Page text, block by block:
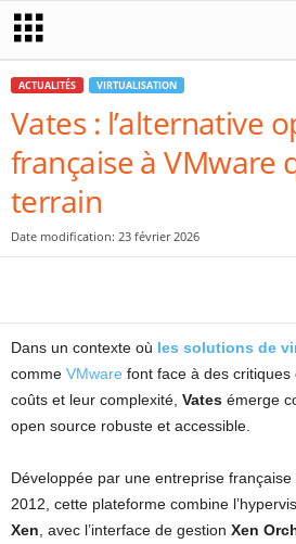
ACTUALITÉS VIRTUALISATION
Vates : l’alternative
française à VMware
terrain
Date modification: 23 février 2026
Dans un contexte où les solutions de
comme VMware font face à des
coûts et leur complexité, Vates émerge
open source robuste et accessible.
Développée par une entreprise
2012, cette plateforme combine
Xen , avec l’interface de gestion Xen